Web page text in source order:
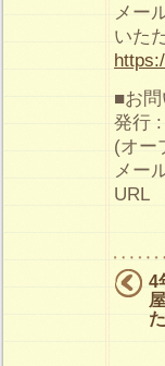
メー
いた
■お
発行
(オー
メー
4